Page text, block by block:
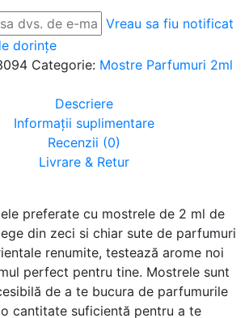
Vreau sa fiu notificat
dorințe
Categorie: Mostre Parfumuri 2ml
Descriere
Informații suplimentare
Recenzii (0)
Livrare & Retur
preferate cu mostrele de 2 ml de
din zeci si chiar sute de parfumuri
renumite, testează arome noi
perfect pentru tine. Mostrele sunt
de a te bucura de parfumurile
cantitate suficientă pentru a te